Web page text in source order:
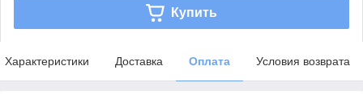
Купить
Характеристики Доставка Оплата Условия возврата